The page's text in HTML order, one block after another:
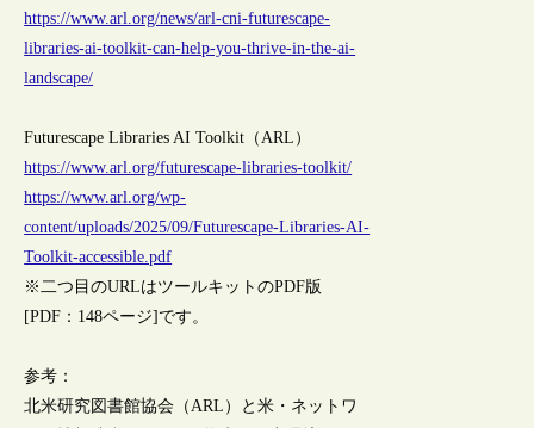
https://www.arl.org/news/arl-cni-futurescape-
libraries-ai-toolkit-can-help-you-thrive-in-the-ai-
landscape/
Futurescape Libraries AI Toolkit（ARL）
https://www.arl.org/futurescape-libraries-toolkit/
https://www.arl.org/wp-
content/uploads/2025/09/Futurescape-Libraries-AI-
Toolkit-accessible.pdf
※二つ目のURLはツールキットのPDF版
[PDF：148ページ]です。
参考：
北米研究図書館協会（ARL）と米・ネットワ